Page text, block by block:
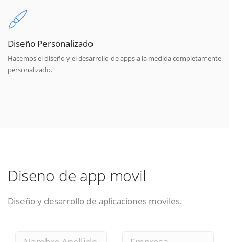
Diseño Personalizado
Hacemos el diseño y el desarrollo de apps a la medida completamente
personalizado.
Diseno de app movil
Diseño y desarrollo de aplicaciones moviles.